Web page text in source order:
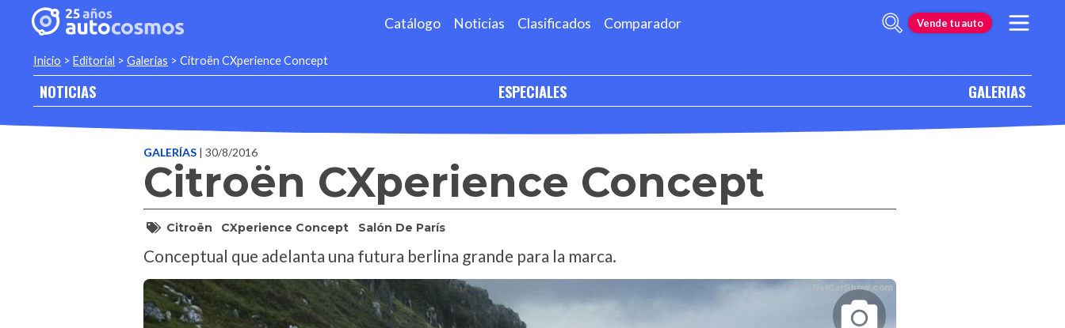
Catálogo Noticias Clasificados Comparador Vende tu auto
Inicio > Editorial > Galerias > Citroën CXperience Concept
NOTICIAS ESPECIALES GALERIAS
GALERÍAS | 30/8/2016
Citroën CXperience Concept
Citroën CXperience Concept Salón De París
Conceptual que adelanta una futura berlina grande para la marca.